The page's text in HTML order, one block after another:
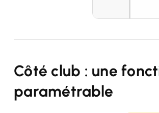
Côté club : une
paramétrable